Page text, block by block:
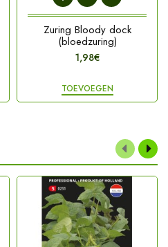
Zuring Bloody dock
(bloedzuring)
1,98€
TOEVOEGEN